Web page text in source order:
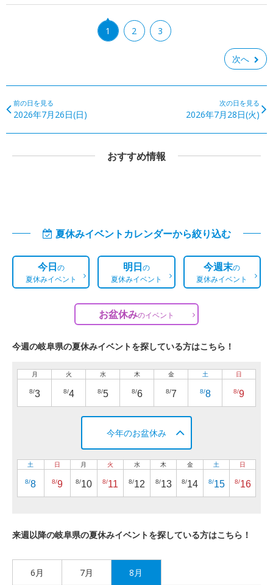
1 2 3
次へ
前の日を見る
2026年7月26日(日)
次の日を見る
2026年7月28日(火)
おすすめ情報
夏休みイベントカレンダーから絞り込む
今日の
夏休みイベント
明日の
夏休みイベント
今週末の
夏休みイベント
お盆休みのイベント
今週の岐阜県の夏休みイベントを探している方はこちら！
月
8/3
火
8/4
水
8/5
木
8/6
金
8/7
土
8/8
日
8/9
今年のお盆休み
土
8/8
日
8/9
月
8/10
火
8/11
水
8/12
木
8/13
金
8/14
土
8/15
日
8/16
来週以降の岐阜県の夏休みイベントを探している方はこちら！
6月 7月 8月